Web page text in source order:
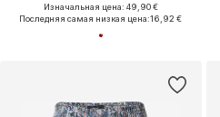
Изначальная цена: 49,90 €
Последняя самая низкая цена:16,92 €